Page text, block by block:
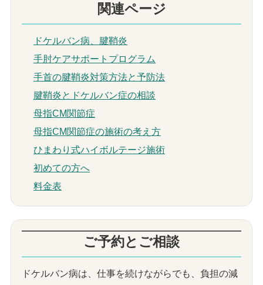
関連ページ
ドケルバン病、腱鞘炎
手肘ケアサポートプログラム
手首の腱鞘炎対策方法と予防法
腱鞘炎とドケルバン症の相談
母指CM関節症
母指CM関節症の施術の考え方
ひまわり式ハイボルテージ施術
初めての方へ
料金表
ご予約とご相談
ドケルバン病は、仕事を続けながらでも、負担の減